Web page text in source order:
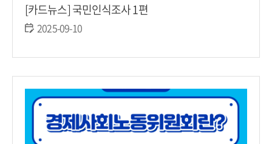
[카드뉴스] 국민인식조사 1편
2025-09-10